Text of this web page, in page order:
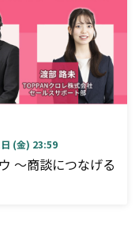
(金) 23:59
～商談につなげる